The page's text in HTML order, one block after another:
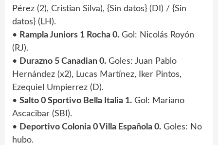
Pérez (2), Cristian Silva), {Sin datos} (DI) / {Sin
datos} (LH).
• Rampla Juniors 1 Rocha 0. Gol: Nicolás Royón
(RJ).
• Durazno 5 Canadian 0. Goles: Juan Pablo
Hernández (x2), Lucas Martínez, Iker Pintos,
Ezequiel Umpierrez (D).
• Salto 0 Sportivo Bella Italia 1. Gol: Mariano
Ascacibar (SBI).
• Deportivo Colonia 0 Villa Española 0. Goles: No
hubo.